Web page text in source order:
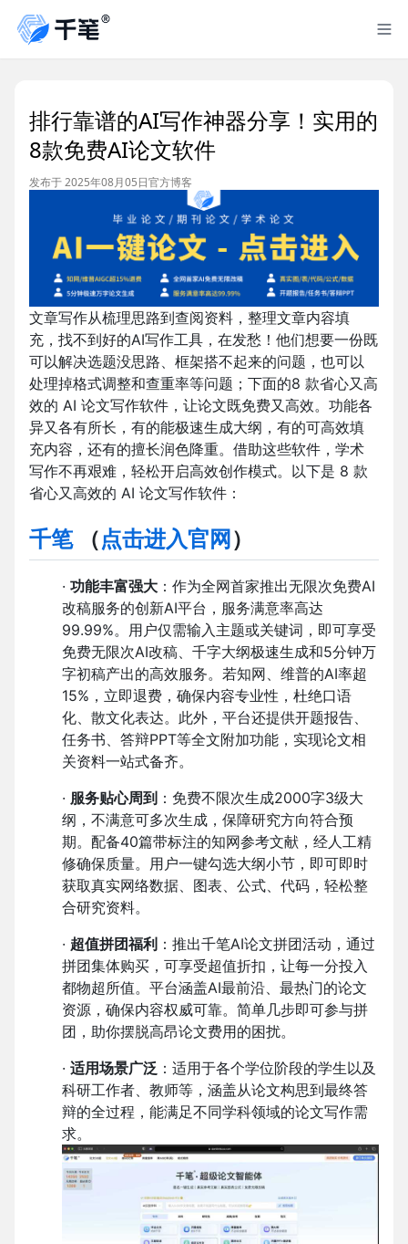
排行靠谱的AI写作神器分享！实用的
8款免费AI论文软件
发布于 2025年08月05日官方博客
文章写作从梳理思路到查阅资料，整理文章内容填
充，找不到好的AI写作工具，在发愁！他们想要一份既
可以解决选题没思路、框架搭不起来的问题，也可以
处理掉格式调整和查重率等问题；下面的8 款省心又高
效的 AI 论文写作软件，让论文既免费又高效。功能各
异又各有所长，有的能极速生成大纲，有的可高效填
充内容，还有的擅长润色降重。借助这些软件，学术
写作不再艰难，轻松开启高效创作模式。以下是 8 款
省心又高效的 AI 论文写作软件：
千笔（点击进入官网 ）
· 功能丰富强大 ：作为全网首家推出无限次免费AI
改稿服务的创新AI平台，服务满意率高达
99.99%。用户仅需输入主题或关键词，即可享受
免费无限次AI改稿、千字大纲极速生成和5分钟万
字初稿产出的高效服务。若知网、维普的AI率超
15%，立即退费，确保内容专业性，杜绝口语
化、散文化表达。此外，平台还提供开题报告、
任务书、答辩PPT等全文附加功能，实现论文相
关资料一站式备齐。
· 服务贴心周到 ：免费不限次生成2000字3级大
纲，不满意可多次生成，保障研究方向符合预
期。配备40篇带标注的知网参考文献，经人工精
修确保质量。用户一键勾选大纲小节，即可即时
获取真实网络数据、图表、公式、代码，轻松整
合研究资料。
· 超值拼团福利 ：推出千笔AI论文拼团活动，通过
拼团集体购买，可享受超值折扣，让每一分投入
都物超所值。平台涵盖AI最前沿、最热门的论文
资源，确保内容权威可靠。简单几步即可参与拼
团，助你摆脱高昂论文费用的困扰。
· 适用场景广泛 ：适用于各个学位阶段的学生以及
科研工作者、教师等，涵盖从论文构思到最终答
辩的全过程，能满足不同学科领域的论文写作需
求。